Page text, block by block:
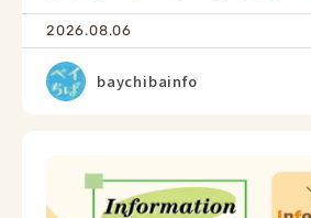
2026.08.06
baychibainfo